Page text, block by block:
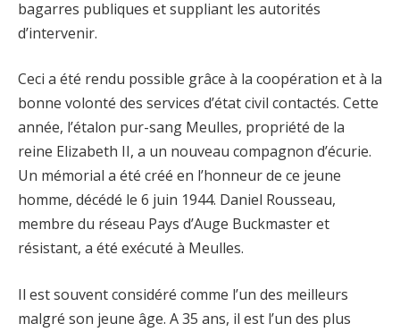
bagarres publiques et suppliant les autorités
d’intervenir.
Ceci a été rendu possible grâce à la coopération et à la
bonne volonté des services d’état civil contactés. Cette
année, l’étalon pur-sang Meulles, propriété de la
reine Elizabeth II, a un nouveau compagnon d’écurie.
Un mémorial a été créé en l’honneur de ce jeune
homme, décédé le 6 juin 1944. Daniel Rousseau,
membre du réseau Pays d’Auge Buckmaster et
résistant, a été exécuté à Meulles.
Il est souvent considéré comme l’un des meilleurs
malgré son jeune âge. A 35 ans, il est l’un des plus